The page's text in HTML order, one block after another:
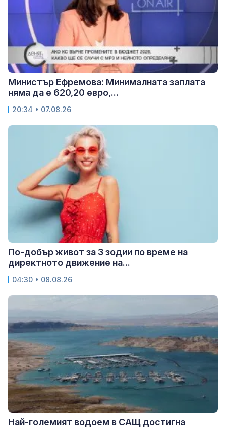
Министър Ефремова: Минималната заплата
няма да е 620,20 евро,...
20:34 • 07.08.26
По-добър живот за 3 зодии по време на
директното движение на...
04:30 • 08.08.26
Най-големият водоем в САЩ достигна